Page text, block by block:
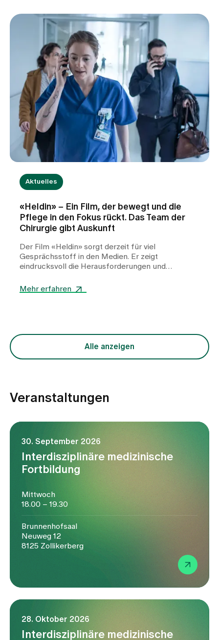
Aktuelles
«Heldin» – Ein Film, der bewegt und die
Pflege in den Fokus rückt. Das Team der
Chirurgie gibt Auskunft
Der Film «Heldin» sorgt derzeit für viel
Gesprächsstoff in den Medien. Er zeigt
eindrucksvoll die Herausforderungen und
an der Realität vieler Pflegekräfte. Doch wie
Mehr erfahren
Alle anzeigen
Veranstaltungen
30. September 2026
Interdisziplinäre medizinische
Fortbildung
Mittwoch
18.00 – 19.30
Brunnenhofsaal
Neuweg 12
8125 Zollikerberg
28. Oktober 2026
Interdisziplinäre medizinische